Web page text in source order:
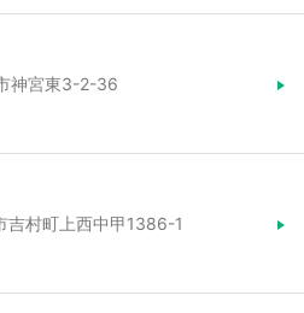
神宮東3-2-36
村町上西中甲1386-1